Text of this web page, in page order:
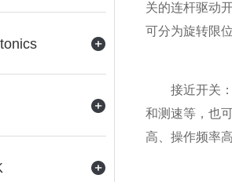
关的连杆驱动
可分为旋转限
接近开关：
和测速等，也
高、操作频率